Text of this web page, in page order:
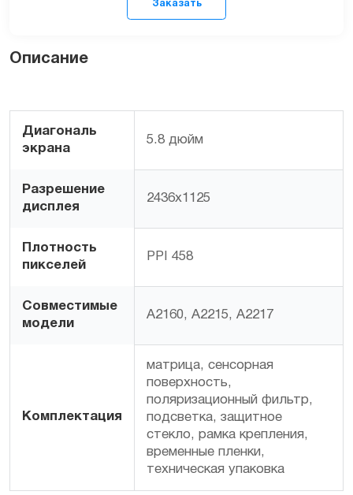
Описание
Диагональ
экрана
5.8 дюйм
Разрешение
дисплея
2436х1125
Плотность
пикселей
PPI 458
Совместимые
модели
A2160, A2215, A2217
Комплектация
матрица, сенсорная
поверхность,
поляризационный фильтр,
подсветка, защитное
стекло, рамка крепления,
временные пленки,
техническая упаковка